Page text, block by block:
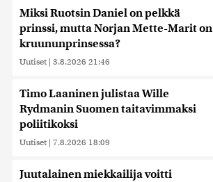
Miksi Ruotsin Daniel on pelkkä
prinssi, mutta Norjan Mette-Marit on
kruununprinsessa?
Uutiset | 3.8.2026 21:46
Timo Laaninen julistaa Wille
Rydmanin Suomen taitavimmaksi
poliitikoksi
Uutiset | 7.8.2026 18:09
Juutalainen miekkailija voitti